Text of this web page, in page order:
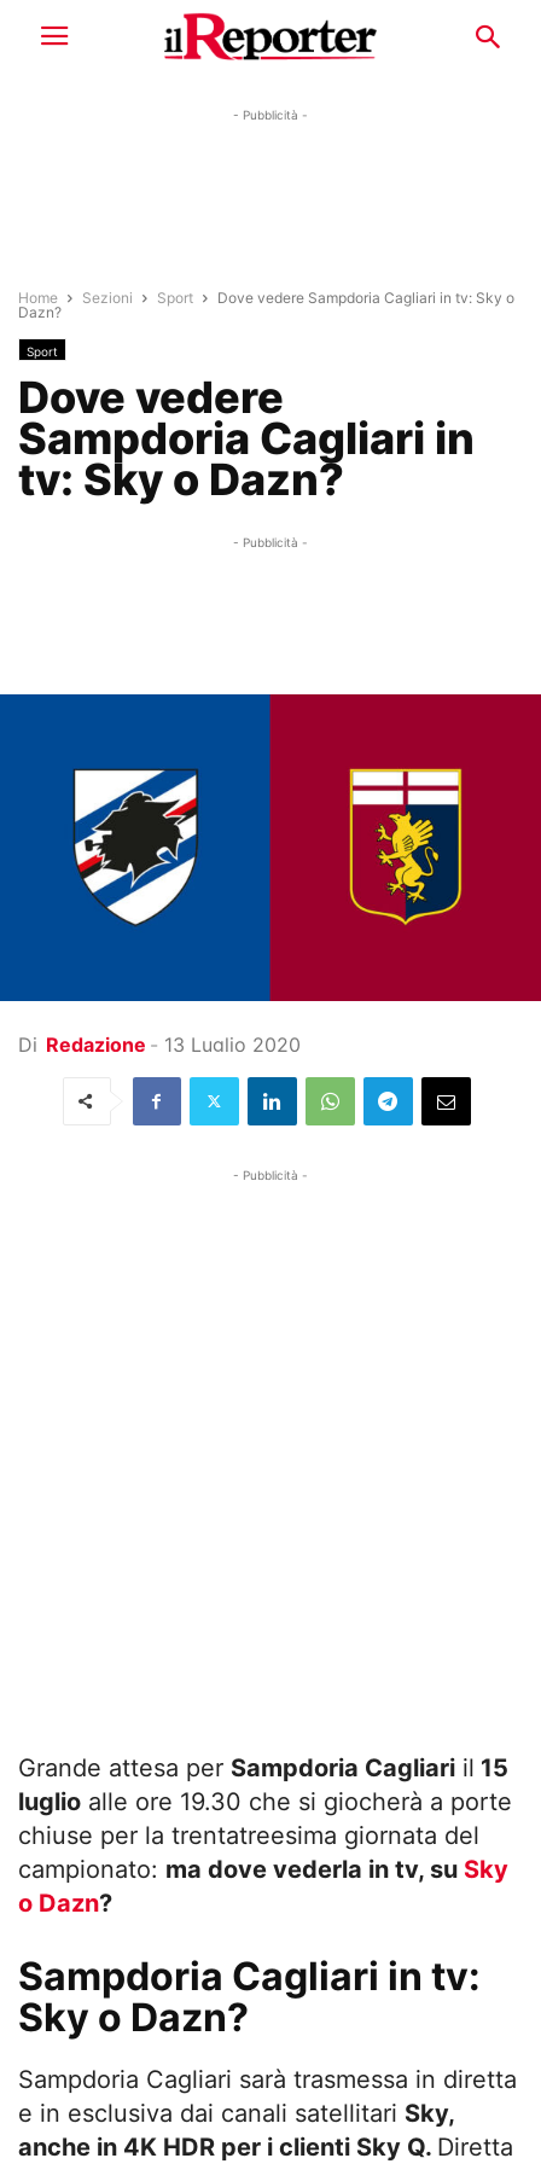
- Pubblicità -
Home Sezioni Sport
Dove vedere Sampdoria Cagliari in tv: Sky o
Dazn?
Sport
Dove vedere
Sampdoria Cagliari in
tv: Sky o Dazn?
- Pubblicità -
Di Redazione - 13 Luglio 2020
- Pubblicità -
Grande attesa per Sampdoria Cagliari il 15
luglio alle ore 19.30 che si giocherà a porte
chiuse per la trentatreesima giornata del
campionato: ma dove vederla in tv, su Sky
o Dazn?
Sampdoria Cagliari in tv:
Sky o Dazn?
Sampdoria Cagliari sarà trasmessa in diretta
e in esclusiva dai canali satellitari Sky,
anche in 4K HDR per i clienti Sky Q. Diretta